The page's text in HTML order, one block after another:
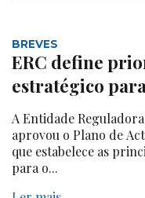
BREVES
ERC define
estratégico
A Entidade
aprovou o Plano de
que estabelece as
para o...